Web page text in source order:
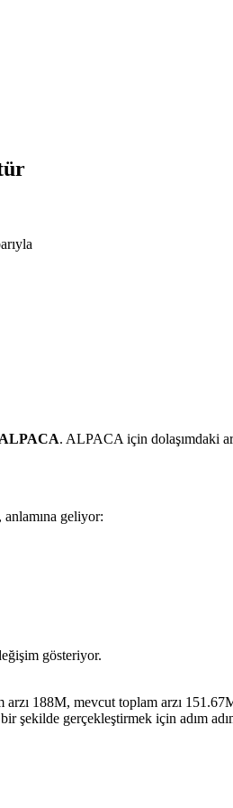
ALPACA. ALPACA için dolaşımdaki
anlamına geliyor:
gösteriyor.
188M, mevcut toplam arzı
şekilde gerçekleştirmek için adım